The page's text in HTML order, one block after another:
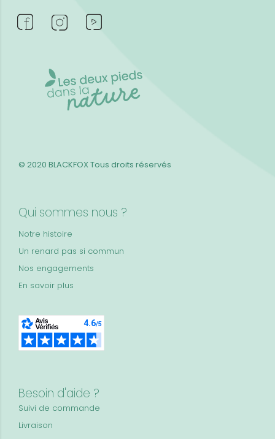
Qui sommes nous ?
Notre histoire
Un renard pas si commun
Nos engagements
En savoir plus
Besoin d'aide ?
Suivi de commande
Livraison
© 2020 BLACKFOXTous droits réservés